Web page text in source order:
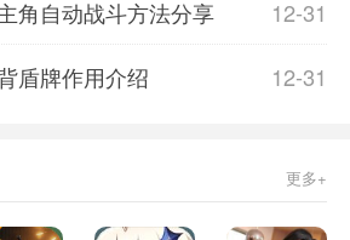
12-31
角自动战斗方法分享
12-31
盾牌作用介绍
更多+